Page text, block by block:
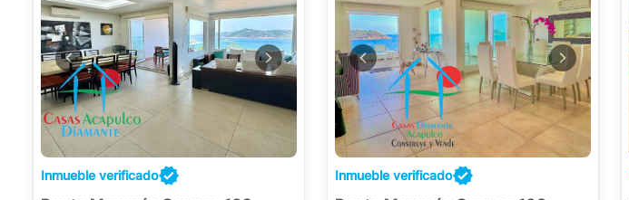
Inmueble verificado Inmueble verificado